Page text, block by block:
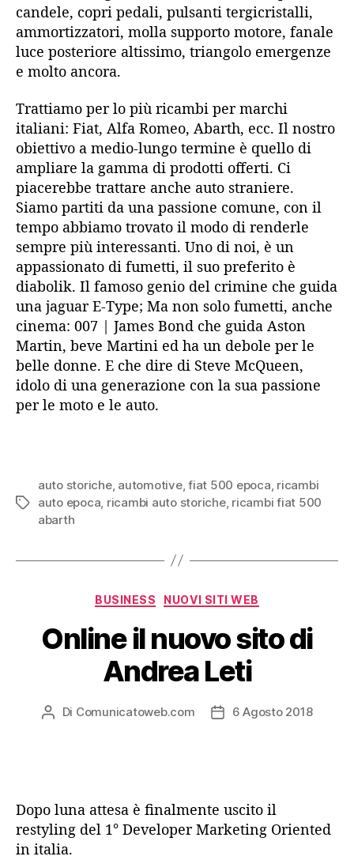
candele, copri pedali, pulsanti tergicristalli,
ammortizzatori, molla supporto motore, fanale
luce posteriore altissimo, triangolo emergenze
e molto ancora.
Trattiamo per lo più ricambi per marchi
italiani: Fiat, Alfa Romeo, Abarth, ecc. Il nostro
obiettivo a medio-lungo termine è quello di
ampliare la gamma di prodotti offerti. Ci
piacerebbe trattare anche auto straniere.
Siamo partiti da una passione comune, con il
tempo abbiamo trovato il modo di renderle
sempre più interessanti. Uno di noi, è un
appassionato di fumetti, il suo preferito è
diabolik. Il famoso genio del crimine che guida
una jaguar E-Type; Ma non solo fumetti, anche
cinema: 007 | James Bond che guida Aston
Martin, beve Martini ed ha un debole per le
belle donne. E che dire di Steve McQueen,
idolo di una generazione con la sua passione
per le moto e le auto.
Tag
auto storiche, automotive,fiat 500 epoca ricambi
auto epoca ricambi auto storiche, ricambi fiat 500
abarth
Categorie
BUSINESS NUOVI SITI WEB
Online il nuovo sito di
Andrea Leti
Autore
Di Comunicatoweb.com
Data6 Agosto 2018
Dopo luna attesa è finalmente uscito il
restyling del 1° Developer Marketing Oriented
in italia.